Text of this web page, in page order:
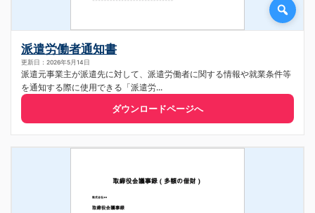
派遣労働者通知書
更新日：2026年5月14日
派遣元事業主が派遣先に対して、派遣労働者に関する情報や就業条件等
を通知する際に使用できる「派遣労...
ダウンロードページへ